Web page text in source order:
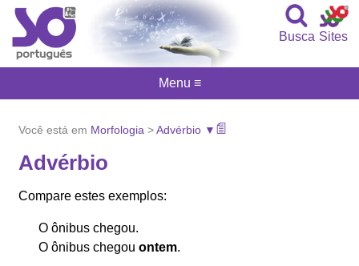
Sites
Busca
Você está em Morfologia >Advérbio ▼
Advérbio
Compare estes exemplos:
O ônibus chegou.
O ônibus chegouontem.